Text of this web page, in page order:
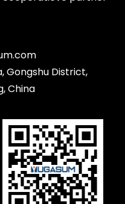
Gongshu District,
China